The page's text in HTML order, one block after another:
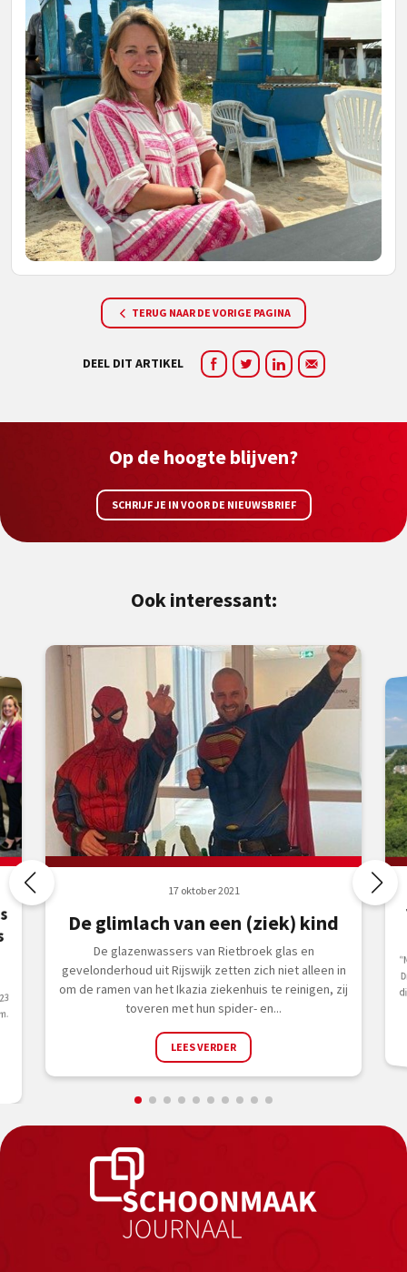
TERUG NAAR DE VORIGE PAGINA
DEEL DIT ARTIKEL
Op de hoogte blijven?
SCHRIJF JE IN VOOR DE NIEUWSBRIEF
Ook interessant:
17 oktober 2021
De glimlach van een (ziek) kind
De glazenwassers van Rietbroek glas en
gevelonderhoud uit Rijswijk zetten zich niet alleen in
om de ramen van het Ikazia ziekenhuis te reinigen, zij
toveren met hun spider- en...
LEES VERDER